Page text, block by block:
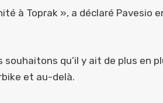
à Toprak », a déclaré Pavesio
qu’il y ait de plus en
et au-delà.